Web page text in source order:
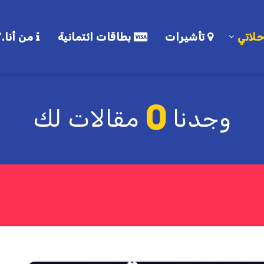
تأشيرات بطاقات ائتمانية من
وجدنا 0 مقالات لك